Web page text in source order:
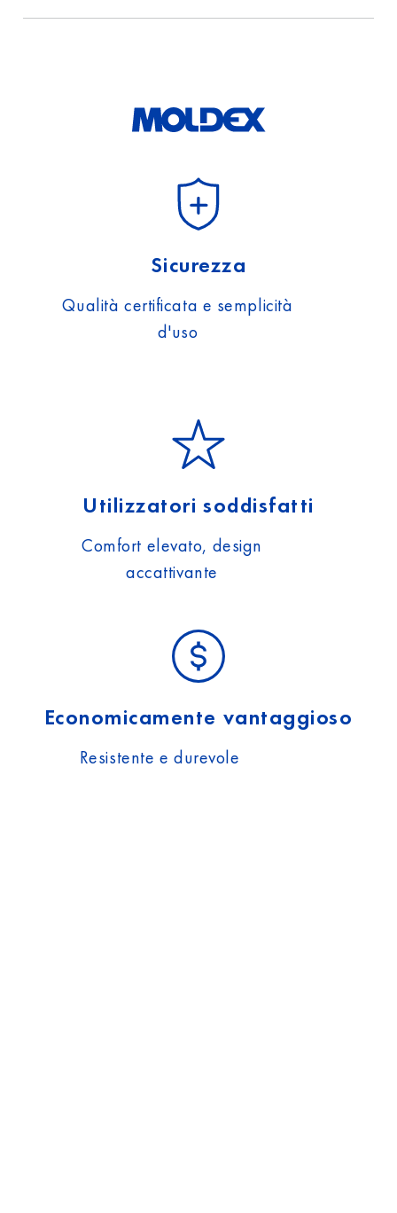
Sicurezza
Qualità certificata e semplicità
d'uso
Utilizzatori soddisfatti
Comfort elevato, design
accattivante
Economicamente vantaggioso
Resistente e durevole